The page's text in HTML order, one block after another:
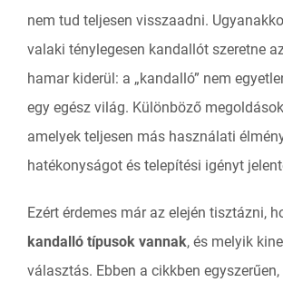
nem tud teljesen visszaadni.
valaki ténylegesen kandallót szeretne
hamar kiderül: a „kandalló” nem
egy egész világ. Különböző
amelyek teljesen más használati
hatékonyságot és telepítési igényt
Ezért érdemes már az elején tisztázni,
kandalló típusok vannak, és melyik
választás. Ebben a cikkben